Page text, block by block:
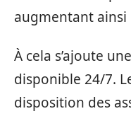
augmentant ainsi
À cela s’ajoute
disponible 24/7.
disposition des